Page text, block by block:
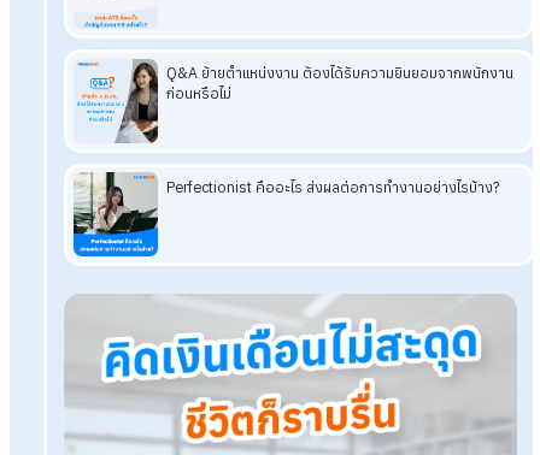
และประเมินผู้สมัคร ตัดสินใจเลือกรับพนักงาน ชี้แจงข้อเสนอการ
งาน ประสานงานกับ HR และติดตามผลและประเมินผลพนักงาน ทั้
Hiring managerที่ดีควรประกอบไปด้วยคุณลักษณะอันได้แก่ มีค
เข้าใจในตำแหน่งงานและความต้องการของทีม มีทักษะด้านการ
สัมภาษณ์และประเมิน มีทักษะด้านการจัดการเวลาและการวางแผน
ความสามารถในการสร้างความสัมพันธ์ และมีทักษะในการจัดการแ
การพัฒนา
โปรแกรมเงินเดือน HumanSoft
ทดลองใช้ฟรี 30 วัน
ครบทุกฟังก์ชัน
บริการขึ้นระบบ ฟรี ไม่มีค่าใช้จ่ายใดๆ ทั้งสิ้น ยกเลิกเมื่อไหร่ก็ได้